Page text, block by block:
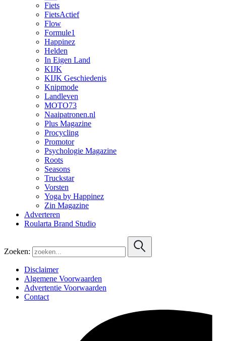
Fiets
FietsActief
Flow
Formule1
Happinez
Helden
In Eigen Land
KIJK
KIJK Geschiedenis
Knipmode
Landleven
MOTO73
Naaipatronen.nl
Plus Magazine
Procycling
Promotor
Psychologie Magazine
Roots
Seasons
Truckstar
Vorsten
Yoga by Happinez
Zin Magazine
Adverteren
Roularta Brand Studio
Zoeken:
Disclaimer
Algemene Voorwaarden
Advertentie Voorwaarden
Contact